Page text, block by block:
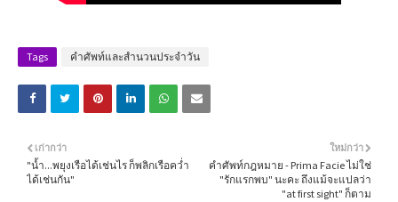
Tags คำศัพท์และสำนวนประจำวัน
ใหม่กว่า
คำศัพท์กฎหมาย - Prima Facie ไม่ใช่
"รักแรกพบ" นะคะ ถึงแม้จะแปลว่า
"at first sight" ก็ตาม
เก่ากว่า
"น้ำ...พยุงเรือได้เช่นไร ก็พลิกเรือคว่ำ
ได้เช่นกัน"